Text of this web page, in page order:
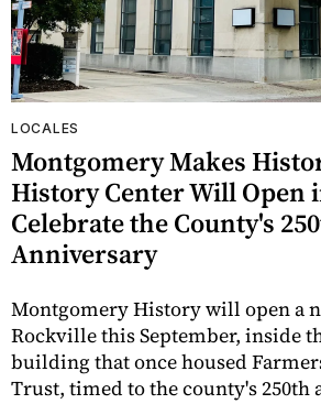
LOCALES
Montgomery Makes
History Center Will Open
Celebrate the County's
Anniversary
Montgomery History will open a
Rockville this September, inside
building that once housed
Trust, timed to the county's 250th